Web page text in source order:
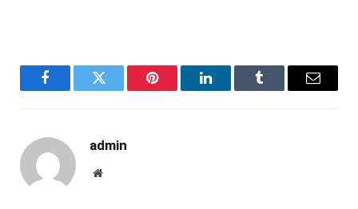
FacebookTwitter Pinterest LinkedInTumblr Email
admin
Website